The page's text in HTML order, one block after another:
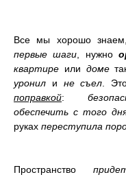
Все мы хорошо
первые шаги , нужно
квартире или доме
уронил и не съел .
поправкой:
обеспечитьс того
руках переступила
Пространство